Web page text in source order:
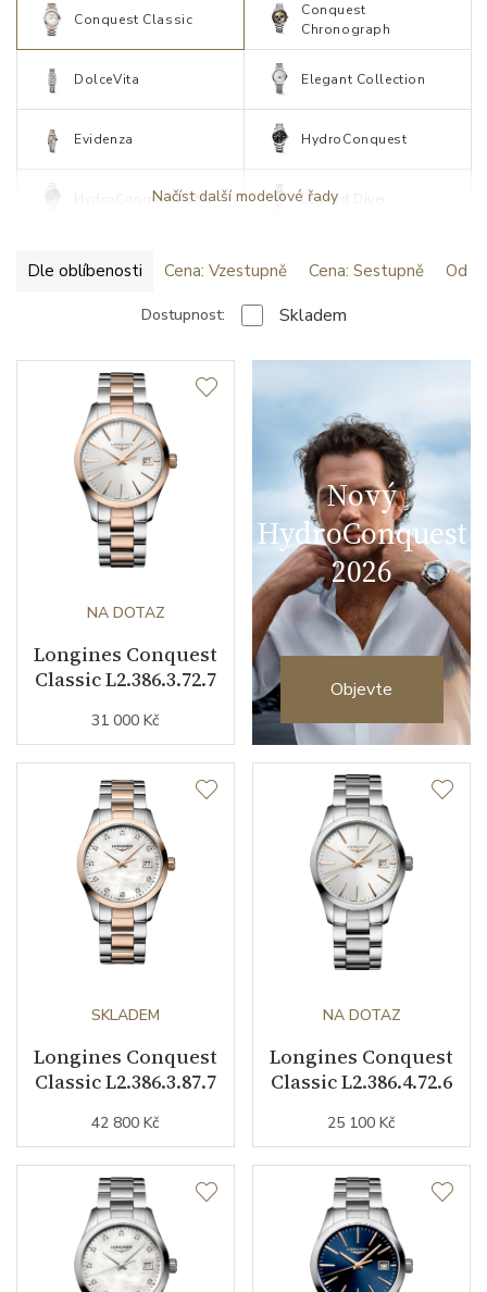
Conquest Classic
Conquest
Chronograph
DolceVita Elegant Collection
Evidenza HydroConquest
HydroConquest GMT Legend Diver
Načíst další modelové řady
Dle oblíbenosti Cena: Vzestupně Cena: Sestupně Od
Dostupnost: Skladem
NA DOTAZ
Longines Conquest
Classic L2.386.3.72.7
31 000 Kč
Nový
HydroConquest
2026
Objevte
SKLADEM
Longines Conquest
Classic L2.386.3.87.7
42 800 Kč
NA DOTAZ
Longines Conquest
Classic L2.386.4.72.6
25 100 Kč